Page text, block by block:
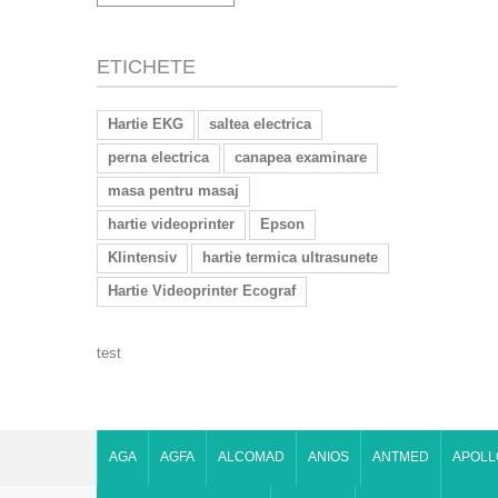
ETICHETE
Hartie EKG
saltea electrica
perna electrica
canapea examinare
masa pentru masaj
hartie videoprinter
Epson
Klintensiv
hartie termica ultrasunete
Hartie Videoprinter Ecograf
test
AGA AGFA ALCOMAD ANIOS ANTMED